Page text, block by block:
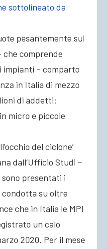
sottolineato da
pesantemente sul
comprende
impianti – comparto
in Italia di mezzo
di addetti:
micro e piccole
del ciclone’
dall’Ufficio Studi –
presentati i
su oltre
che in Italia le MPI
un calo
2020. Per il mese